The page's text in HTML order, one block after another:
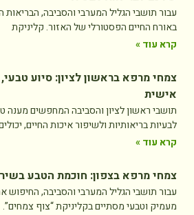
עבור תושבי הגליל המערבי והסביבה,
באורח החיים הפסטורלי של האזור. קליניקת
קרא עוד »
צמחי מרפא בראשון לציון: סיוע
אישית
תושבי ראשון לציון והסביבה המחפשים מענה
לבעיות בריאותיות ולשיפור איכות החיים,
קרא עוד »
צמחי מרפא בצפון: חוכמת הטבע
עבור תושבי הגליל המערבי והסביבה, החיפוש
מעמיק וטבעי מסתיים בקליניקת “צוף צמחים”.